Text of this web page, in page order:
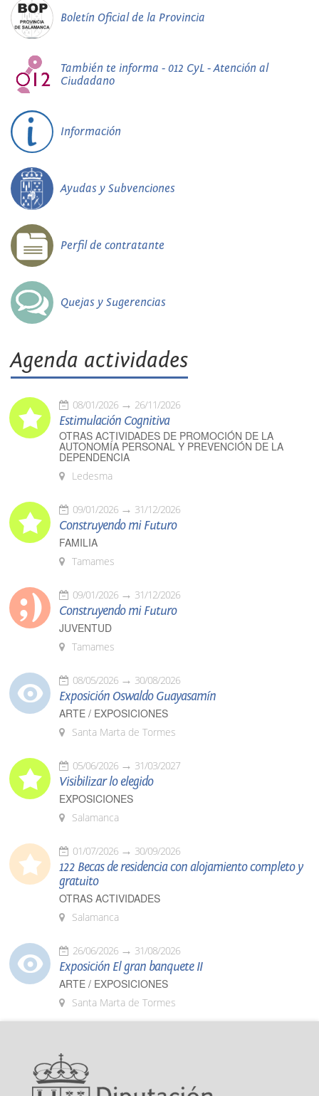
Boletín Oficial de la Provincia
También te informa - 012 CyL - Atención al
Ciudadano
Información
Ayudas y Subvenciones
Perfil de contratante
Quejas y Sugerencias
Agenda actividades
08/01/2026 26/11/2026
Estimulación Cognitiva
OTRAS ACTIVIDADES DE PROMOCIÓN DE LA
AUTONOMÍA PERSONAL Y PREVENCIÓN DE LA
DEPENDENCIA
Ledesma
09/01/2026 31/12/2026
Construyendo mi Futuro
FAMILIA
Tamames
09/01/2026 31/12/2026
Construyendo mi Futuro
JUVENTUD
Tamames
08/05/2026 30/08/2026
Exposición Oswaldo Guayasamín
ARTE / EXPOSICIONES
Santa Marta de Tormes
05/06/2026 31/03/2027
Visibilizar lo elegido
EXPOSICIONES
Salamanca
01/07/2026 30/09/2026
122 Becas de residencia con alojamiento completo y
gratuito
OTRAS ACTIVIDADES
Salamanca
26/06/2026 31/08/2026
Exposición El gran banquete II
ARTE / EXPOSICIONES
Santa Marta de Tormes